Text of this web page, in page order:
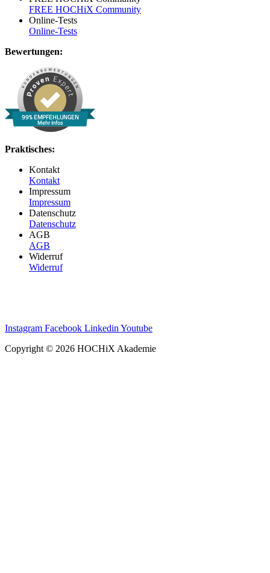
FREE HOCHiX Community
Online-Tests
Online-Tests
Bewertungen:
99% EMPFEHLUNGEN
Mehr Infos
Praktisches:
Kontakt
Kontakt
Impressum
Impressum
Datenschutz
Datenschutz
AGB
AGB
Widerruf
Widerruf
Instagram Facebook Linkedin Youtube
Copyright © 2026 HOCHiX Akademie